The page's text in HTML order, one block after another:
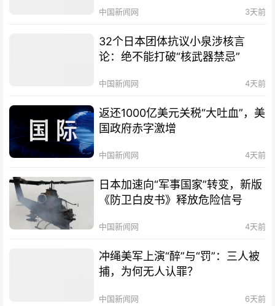
中国新闻网 3天前
32个日本团体抗议小泉涉核言
论：绝不能打破“核武器禁忌”
中国新闻网 4天前
返还1000亿美元关税“大吐血”，美
国政府赤字激增
中国新闻网 4天前
日本加速向“军事国家”转变，新版
《防卫白皮书》释放危险信号
中国新闻网 4天前
冲绳美军上演“醉”与“罚”：三人被
捕，为何无人认罪？
中国新闻网 6天前